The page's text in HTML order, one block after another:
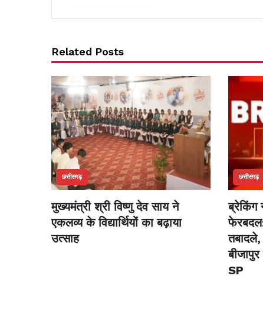
Related Posts
छत्तीसगढ़
मुख्यमंत्री श्री विष्णु देव साय ने
एकलव्य के विद्यार्थियों का बढ़ाया
उत्साह
छत्तीसगढ़
ब्रेकिंग
तबादले,
SP